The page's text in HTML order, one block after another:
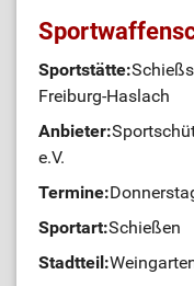
Sportstätte:
Freiburg-Haslach
Anbieter:
e.V.
Termine:
Sportart:Schießen
Stadtteil: